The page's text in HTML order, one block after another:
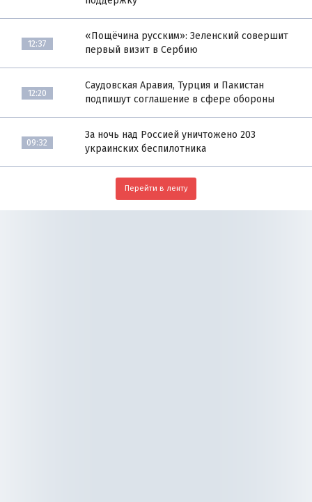
12:37
«Пощёчина русским»: Зеленский совершит
первый визит в Сербию
12:20
Саудовская Аравия, Турция и Пакистан
подпишут соглашение в сфере обороны
09:32
За ночь над Россией уничтожено 203
украинских беспилотника
Перейти в ленту